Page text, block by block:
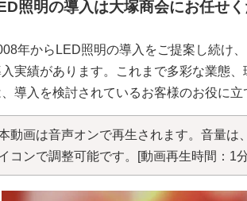
照明の導入は大塚商会にお任せ
年からLED照明の導入をご提案し続け
実績があります。これまで多彩な業態
導入を検討されているお客様のお役に
動画は音声オンで再生されます。音量は
コンで調整可能です。
[動画再生時間：1